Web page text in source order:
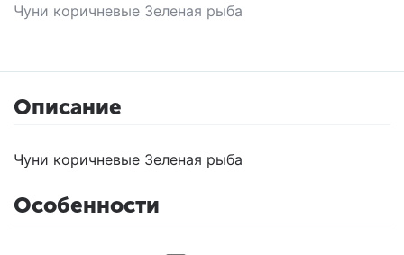
Чуни коричневые Зеленая рыба
Описание
Чуни коричневые Зеленая рыба
Особенности